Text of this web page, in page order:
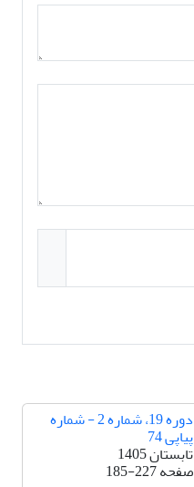
دوره 19، شماره 2 - شماره
پیاپی 74
تابستان 1405
صفحه185-227